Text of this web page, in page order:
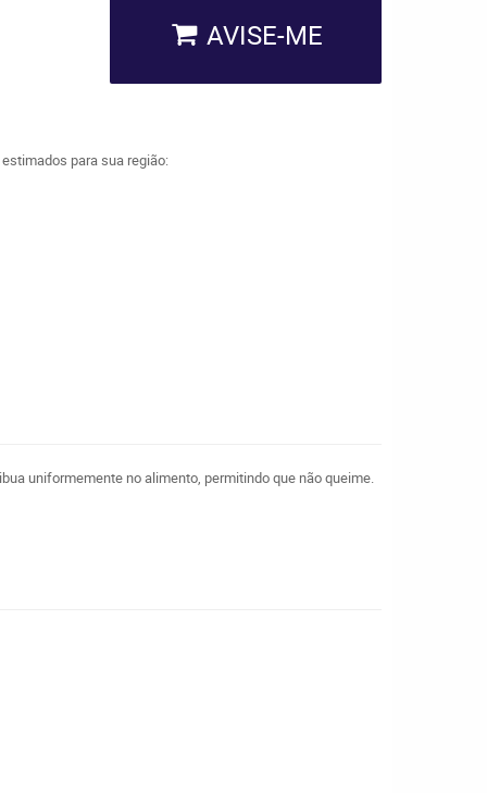
AVISE-ME
para sua região:
uniformemente no alimento, permitindo que não queime.